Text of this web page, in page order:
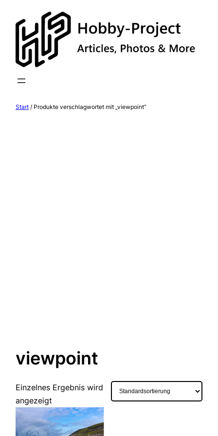
Inhalt
springen
Start / Produkte verschlagwortet mit „viewpoint“
viewpoint
Einzelnes Ergebnis wird
angezeigt